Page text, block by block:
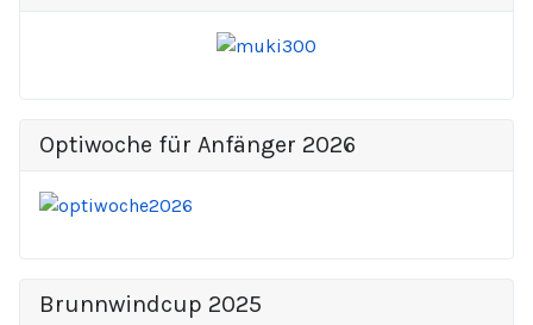
Optiwoche für Anfänger 2026
Brunnwindcup 2025